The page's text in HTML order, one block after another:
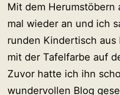
Mit dem Herumstöbern
mal wieder an und ich
runden Kindertisch aus
mit der Tafelfarbe auf
Zuvor hatte ich ihn
wundervollen Blog